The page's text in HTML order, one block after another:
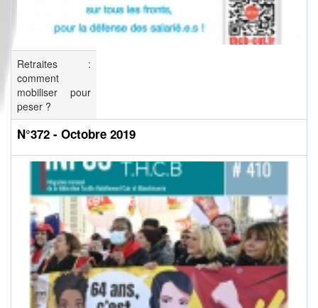
Retraites :
comment
mobiliser pour
peser ?
N°372 - Octobre 2019